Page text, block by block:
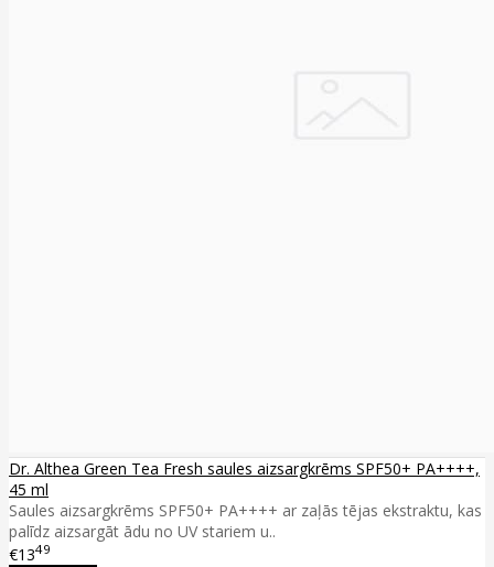
Dr. Althea Green Tea Fresh saules aizsargkrēms SPF50+ PA++++,
45 ml
Saules aizsargkrēms SPF50+ PA++++ ar zaļās tējas ekstraktu, kas
palīdz aizsargāt ādu no UV stariem u..
€1349